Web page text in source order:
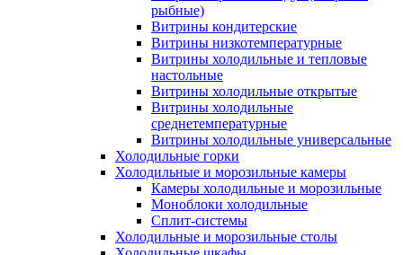
рыбные)
Витрины кондитерские
Витрины низкотемпературные
Витрины холодильные и тепловые
настольные
Витрины холодильные открытые
Витрины холодильные
среднетемпературные
Витрины холодильные универсальные
Холодильные горки
Холодильные и морозильные камеры
Камеры холодильные и морозильные
Моноблоки холодильные
Сплит-системы
Холодильные и морозильные столы